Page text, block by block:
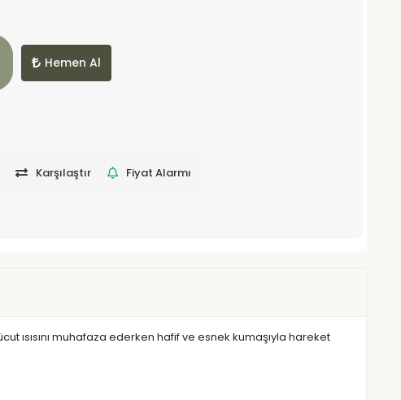
Hemen Al
Karşılaştır
Fiyat Alarmı
ısısını muhafaza ederken hafif ve esnek kumaşıyla hareket